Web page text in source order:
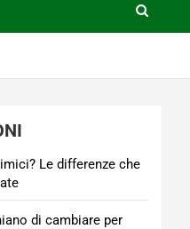
Le differenze che
di cambiare per